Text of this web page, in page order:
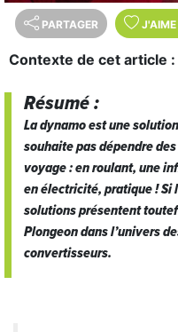
PARTAGER J'AIME
Contexte de cet article :
Résumé :
La dynamo est une
souhaite pas dépendre
voyage : en roulant, une
en électricité, pratique ! Si
solutions présentent
Plongeon dans l’univers
convertisseurs.